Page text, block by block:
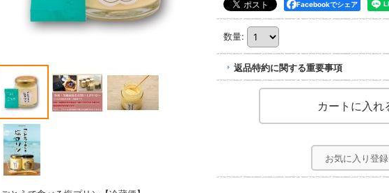
Facebookでシェア
数量:
返品特約に関する重要事項
お気に入り登録